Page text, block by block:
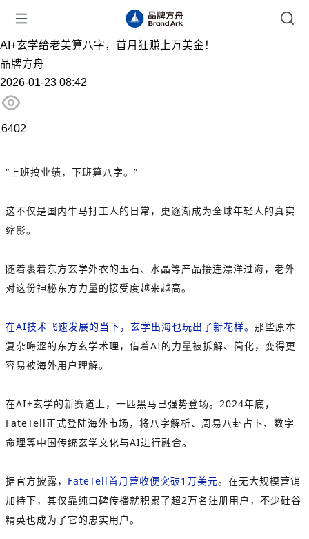
AI+玄学给老美算八字，首月狂赚上万美金！
品牌方舟
2026-01-23 08:42
6402
“上班搞业绩，下班算八字。”
这不仅是国内牛马打工人的日常，更逐渐成为全球年轻人的真实
缩影。
随着裹着东方玄学外衣的玉石、水晶等产品接连漂洋过海，老外
对这份神秘东方力量的接受度越来越高。
在AI技术飞速发展的当下，玄学出海也玩出了新花样。 那些原本
复杂晦涩的东方玄学术理，借着AI的力量被拆解、简化，变得更
容易被海外用户理解。
在AI+玄学的新赛道上，一匹黑马已强势登场。2024年底，
FateTell正式登陆海外市场，将八字解析、周易八卦占卜、数字
命理等中国传统玄学文化与AI进行融合。
据官方披露， FateTell首月营收便突破1万美元。在无大规模营销
加持下，其仅靠纯口碑传播就积累了超2万名注册用户，不少硅谷
精英也成为了它的忠实用户。